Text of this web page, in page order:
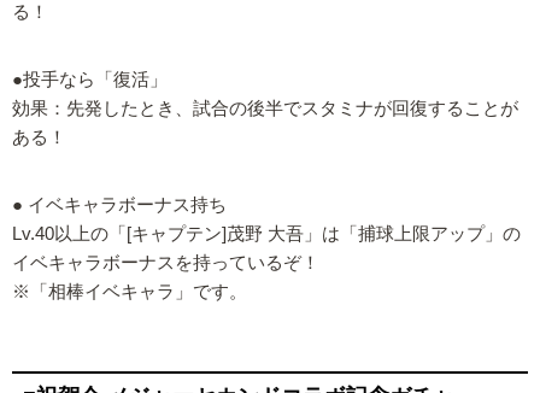
る！
●投手なら「復活」
効果：先発したとき、試合の後半でスタミナが回復することが
ある！
● イベキャラボーナス持ち
Lv.40以上の「[キャプテン]茂野 大吾」は「捕球上限アップ」の
イベキャラボーナスを持っているぞ！
※「相棒イベキャラ」です。